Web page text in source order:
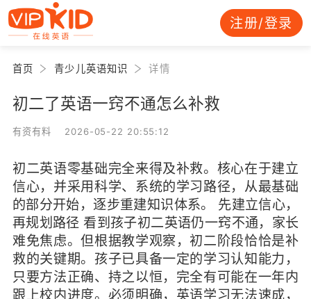
注册/登录
首页 青少儿英语知识 详情
初二了英语一窍不通怎么补救
有资有料 2026-05-22 20:55:12
初二英语零基础完全来得及补救。核心在于建立
信心，并采用科学、系统的学习路径，从最基础
的部分开始，逐步重建知识体系。 先建立信心，
再规划路径 看到孩子初二英语仍一窍不通，家长
难免焦虑。但根据教学观察，初二阶段恰恰是补
救的关键期。孩子已具备一定的学习认知能力，
只要方法正确、持之以恒，完全有可能在一年内
跟上校内进度。必须明确，英语学习无法速成，